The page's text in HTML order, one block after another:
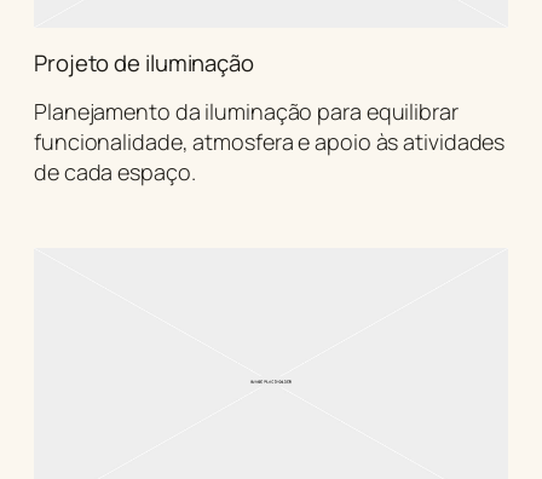
Projeto de iluminação
Planejamento da iluminação para equilibrar
funcionalidade, atmosfera e apoio às atividades
de cada espaço.